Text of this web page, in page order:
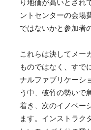
り地価が高いとされ
ントセンターの会場
ではないかと参加者
これらは決してメー
ものではなく、すで
ナルファブリケーシ
う中、破竹の勢いで
着き、次のイノベー
ます。インストラク